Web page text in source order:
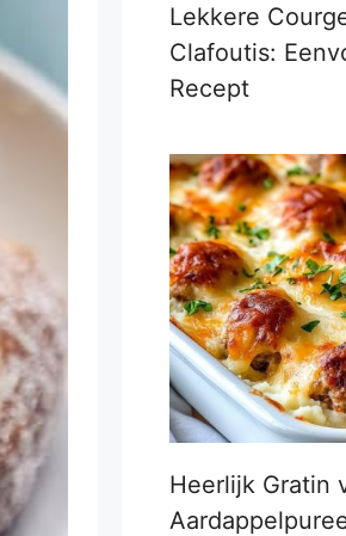
Lekkere
Clafoutis:
Recept
Heerlijk Gratin